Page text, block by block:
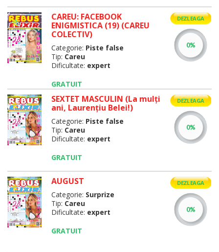
CAREU: FACEBOOK
ENIGMISTICA (19) (CAREU
COLECTIV)
Categorie: Piste false
Tip: Careu
Dificultate: expert
GRATUIT
DEZLEAGA
SEXTET MASCULIN (La mulţi
ani, Laurenţiu Belei!)
Categorie: Piste false
Tip: Careu
Dificultate: expert
GRATUIT
DEZLEAGA
AUGUST
Categorie: Surprize
Tip: Careu
Dificultate: expert
GRATUIT
DEZLEAGA